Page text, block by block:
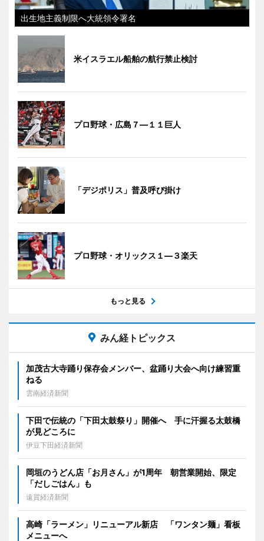
出生地主義制限へ大統領令署名
米イスラエル船舶の航行禁止検討
プロ野球・広島７―１１巨人
「デジポリス」普及呼び掛け
プロ野球・オリックス１―３楽天
もっと見る
みん経トピックス
加茂古大寺踊り保存会メンバー、盆踊り大会へ向け練習重
ねる
雲南経済新聞
下田で伝統の「下田太鼓祭り」開催へ 手に汗握る太鼓橋
が見どころに
伊豆下田経済新聞
岡垣のうどん店「お月さん」が1周年 朝営業開始、限定
「だしごはん」も
遠賀経済新聞
高崎「ラーメン」リニューアル新店 「ワンタン麺」看板
メニューへ